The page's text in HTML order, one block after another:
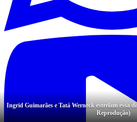
Ingrid Guimarães e Tatá Werneck estrelam essa
Reprodução)